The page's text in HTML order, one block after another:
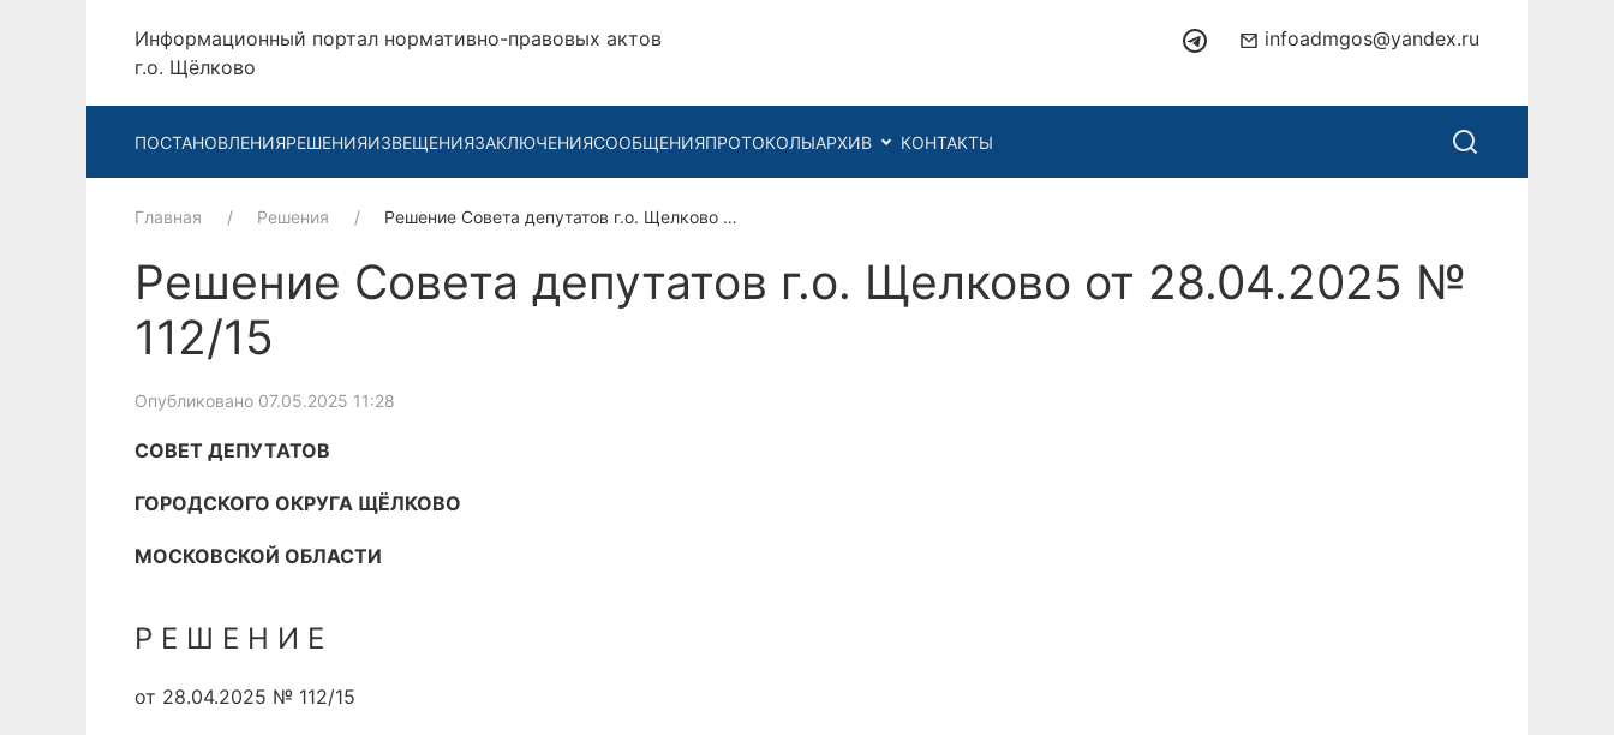
Информационный портал нормативно-правовых актов
г.о. Щёлково
infoadmgos@yandex.ru
ПОСТАНОВЛЕНИЯРЕШЕНИЯИЗВЕЩЕНИЯЗАКЛЮЧЕНИЯСООБЩЕНИЯПРОТОКОЛЫАРХИВ КОНТАКТЫ
Главная Решения Решение Совета депутатов г.о. Щелково …
Решение Совета депутатов г.о. Щелково от 28.04.2025 №
112/15
Опубликовано 07.05.2025 11:28
СОВЕТ ДЕПУТАТОВ
ГОРОДСКОГО ОКРУГА ЩЁЛКОВО
МОСКОВСКОЙ ОБЛАСТИ
Р Е Ш Е Н И Е
от 28.04.2025 № 112/15